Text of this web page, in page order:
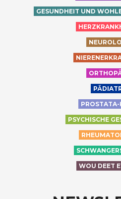
GESUNDHEIT UND
PROSTATA-
PSYCHISCHE
WOU DEET